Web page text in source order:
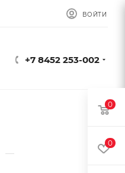
ВОЙТИ
+7 8452 253-002
—
0
0